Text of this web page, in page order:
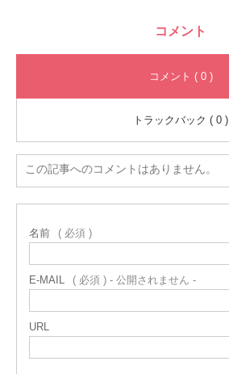
コメント
コメント ( 0 )
トラックバック ( 0 )
この記事へのコメントはありません。
名前 ( 必須 )
E-MAIL ( 必須 ) - 公開されません -
URL